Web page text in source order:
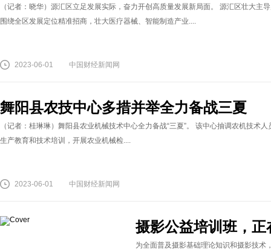
（记者：晓华）源汇区立足发展实际，奋力开创高质量发展新局面。 源汇区壮大主
围绕全区发展定位精准招商，壮大医疗器械、智能制造产业....
2023-06-01 中国财经新闻网
舞阳县农技中心多措并举全力备战三夏
（记者：桂琳琳）舞阳县农业机械技术中心全力备战“三夏”。 该中心抽调农机技术
生产教育和技术培训，开展农业机械检....
2023-06-01 中国财经新闻网
摄影公益培训班，
为全面普及摄影基础理论知识和摄影技术